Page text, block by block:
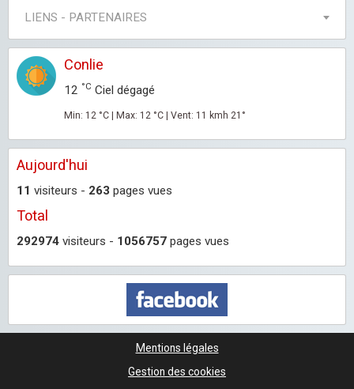
LIENS - PARTENAIRES
Conlie
12 °C Ciel dégagé
Min: 12 °C | Max: 12 °C | Vent: 11 kmh 21°
Aujourd'hui
11 visiteurs - 263 pages vues
Total
292974 visiteurs - 1056757 pages vues
Mentions légales
Gestion des cookies